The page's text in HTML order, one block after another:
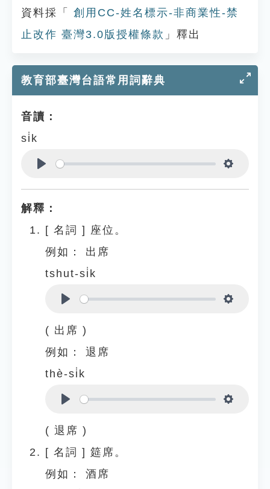
資料採「
創用CC-姓名標示-非商業性-禁
止改作 臺灣3.0版授權條款 」釋出
教育部臺灣台語常用詞辭典
音讀：
si̍k
解釋：
[ 名詞 ] 座位。
例如：
出席
tshut-si̍k
( 出席 )
例如：
退席
thè-si̍k
( 退席 )
[ 名詞 ] 筵席。
例如：
酒席